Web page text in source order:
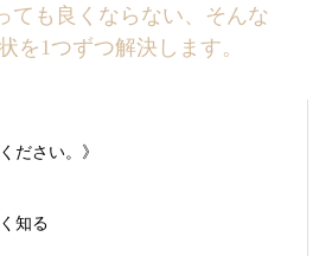
ても良くならない、そんな
を1つずつ解決します。
ださい。》
知る